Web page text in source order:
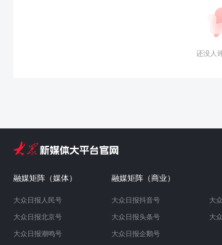
还没人
融媒矩阵（媒体）
大众日报人民号
大众日报北京号
大众日报潮鸣号
融媒矩阵（商业）
大众日报抖音号
大众日报头条号
大众日报企鹅号
大
大